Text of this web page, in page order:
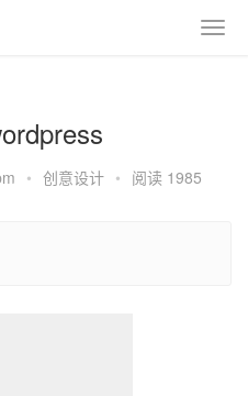
• 创意设计 • 阅读 1985